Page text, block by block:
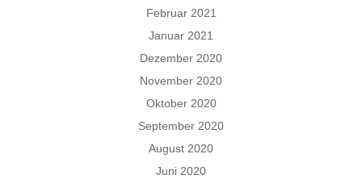
Februar 2021
Januar 2021
Dezember 2020
November 2020
Oktober 2020
September 2020
August 2020
Juni 2020